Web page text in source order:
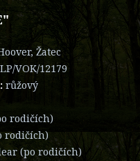
Žatec
VOK/12179
růžový
rodičích)
rodičích)
(po rodičích)